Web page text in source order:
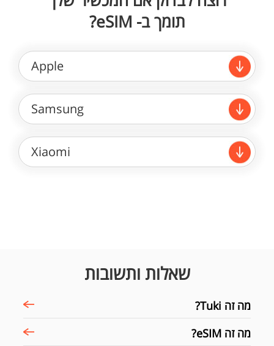
תומך ב- eSIM?
Apple
Samsung
Xiaomi
שאלות ותשובות
מה זה Tuki?
מה זה eSIM?